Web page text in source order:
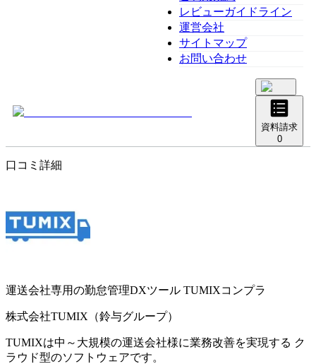
レビューガイドライン
運営会社
サイトマップ
お問い合わせ
資料請求
0
口コミ詳細
運送会社専用の勤怠管理DXツール TUMIXコンプラ
株式会社TUMIX（鈴与グループ）
TUMIXは中～大規模の運送会社様に業務改善を実現する ク
ラウド型のソフトウェアです。